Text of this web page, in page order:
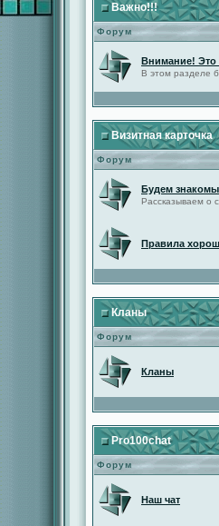
Важно!!!
Форум
Внимание! Это
В этом разделе
Визитная карточка
Форум
Будем знакомы
Рассказываем о
Правила
Кланы
Форум
Кланы
Pro100chat
Форум
Наш чат